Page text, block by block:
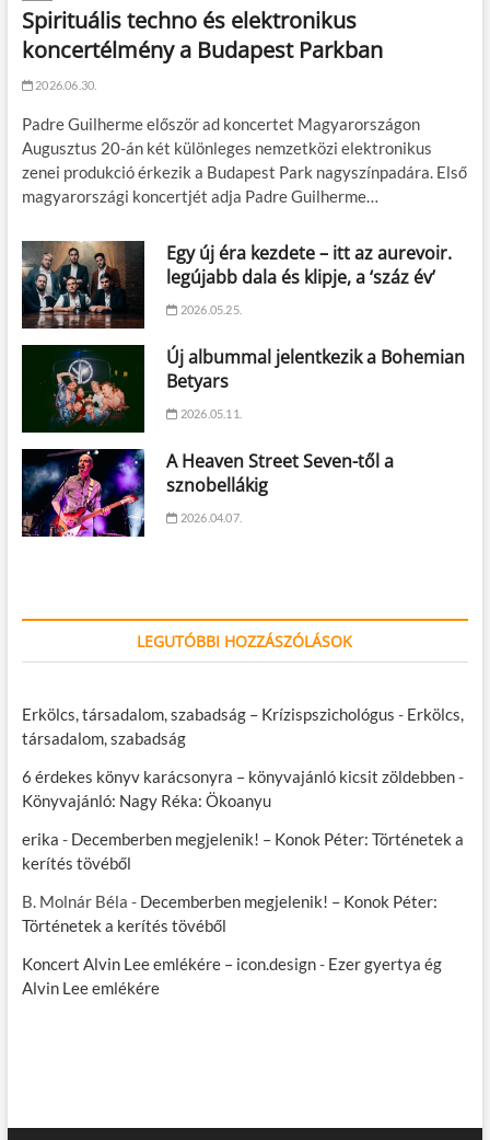
Spirituális techno és elektronikus
koncertélmény a Budapest Parkban
2026.06.30.
Padre Guilherme először ad koncertet Magyarországon
Augusztus 20-án két különleges nemzetközi elektronikus
zenei produkció érkezik a Budapest Park nagyszínpadára. Első
magyarországi koncertjét adja Padre Guilherme…
Egy új éra kezdete – itt az aurevoir.
legújabb dala és klipje, a ‘száz év’
2026.05.25.
Új albummal jelentkezik a Bohemian
Betyars
2026.05.11.
A Heaven Street Seven-től a
sznobellákig
2026.04.07.
LEGUTÓBBI HOZZÁSZÓLÁSOK
Erkölcs, társadalom, szabadság – Krízispszichológus - Erkölcs,
társadalom, szabadság
6 érdekes könyv karácsonyra – könyvajánló kicsit zöldebben-
Könyvajánló: Nagy Réka: Ökoanyu
erika - Decemberben megjelenik! – Konok Péter: Történetek a
kerítés tövéből
B. Molnár Béla - Decemberben megjelenik! – Konok Péter:
Történetek a kerítés tövéből
Koncert Alvin Lee emlékére – icon.design- Ezer gyertya ég
Alvin Lee emlékére